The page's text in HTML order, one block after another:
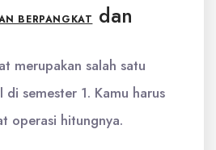
BERPANGKAT dan
merupakan salah satu
semester 1. Kamu harus
operasi hitungnya.